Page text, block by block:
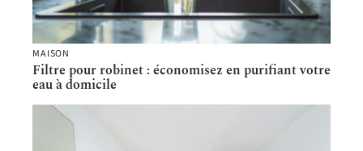
MAISON
Filtre pour robinet : économisez en purifiant votre
eau à domicile